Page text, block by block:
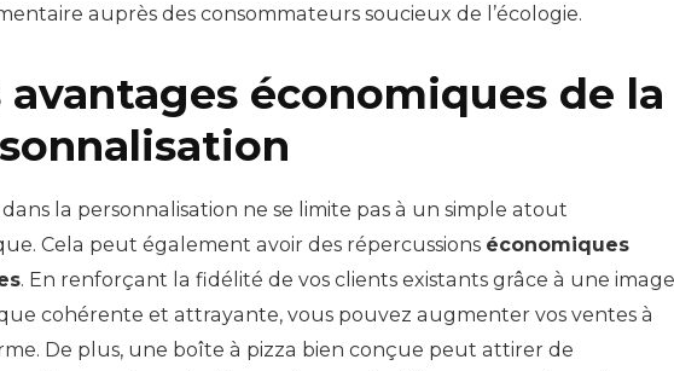
auprès des consommateurs soucieux de l’écologie.
avantages économiques de la
la personnalisation ne se limite pas à un simple atout
Cela peut également avoir des répercussions économiques
. En renforçant la fidélité de vos clients existants grâce à une image
cohérente et attrayante, vous pouvez augmenter vos ventes à
De plus, une boîte à pizza bien conçue peut attirer de